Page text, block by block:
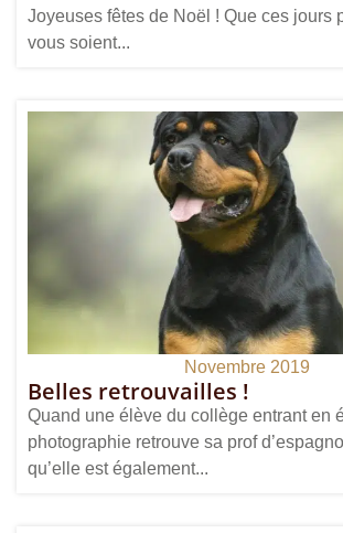
Joyeuses fêtes de Noël ! Que ces jours
vous soient...
Novembre 2019
Belles retrouvailles !
Quand une élève du collège entrant en
photographie retrouve sa prof
qu’elle est également...